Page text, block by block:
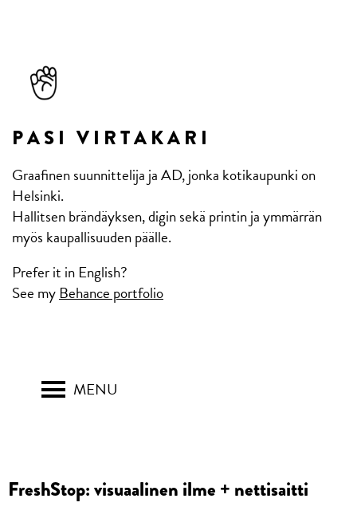
P A S I V I R T A K A R I
Graafinen suunnittelija ja AD, jonka kotikaupunki on
Helsinki.
Hallitsen brändäyksen, digin sekä printin ja ymmärrän
myös kaupallisuuden päälle.
Prefer it in English?
See myBehance portfolio
FreshStop: visuaalinen ilme + nettisaitti